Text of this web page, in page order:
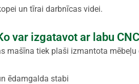
un tīrai darbnīcas videi.
var izgatavot ar labu
mašīna tiek plaši izmantota
ēdamgalda stabi